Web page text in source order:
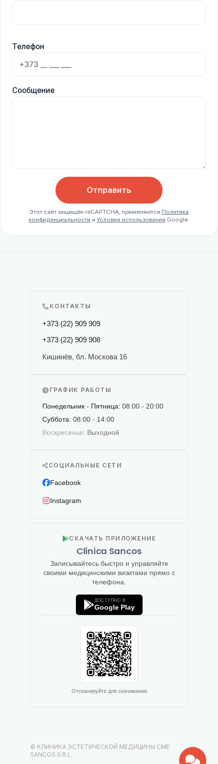
Телефон
Сообщение
Отправить
Этот сайт защищён reCAPTCHA, применяются Политика
конфиденциальности и Условия использования Google.
КОНТАКТЫ
+373 (22) 909 909
+373 (22) 909 908
Кишинёв, бл. Москова 16
ГРАФИК РАБОТЫ
Понедельник - Пятница: 08:00 - 20:00
Суббота: 08:00 - 14:00
Воскресенье: Выходной
СОЦИАЛЬНЫЕ СЕТИ
Facebook
Instagram
СКАЧАТЬ ПРИЛОЖЕНИЕ
Clinica Sancos
Записывайтесь быстро и управляйте
своими медицинскими визитами прямо с
телефона.
ДОСТУПНО В
Google Play
Отсканируйте для скачивания
© КЛИНИКА ЭСТЕТИЧЕСКОЙ МЕДИЦИНЫ CME
SANCOS S.R.L.